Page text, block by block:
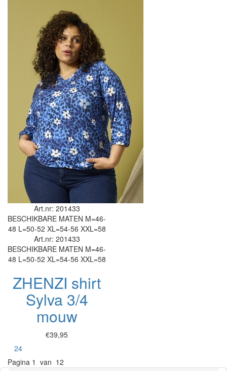
Art.nr: 201433
BESCHIKBARE MATEN M=46-
48 L=50-52 XL=54-56 XXL=58
Art.nr: 201433
BESCHIKBARE MATEN M=46-
48 L=50-52 XL=54-56 XXL=58
ZHENZI shirt
Sylva 3/4
mouw
€39,95
24Toon
Pagina 1 van 12